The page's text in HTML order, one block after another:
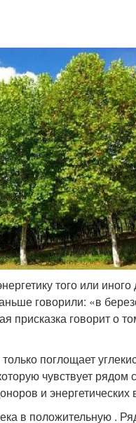
того или
говорили: «в
говорит о
поглощает
чувствует
и
в положительную .